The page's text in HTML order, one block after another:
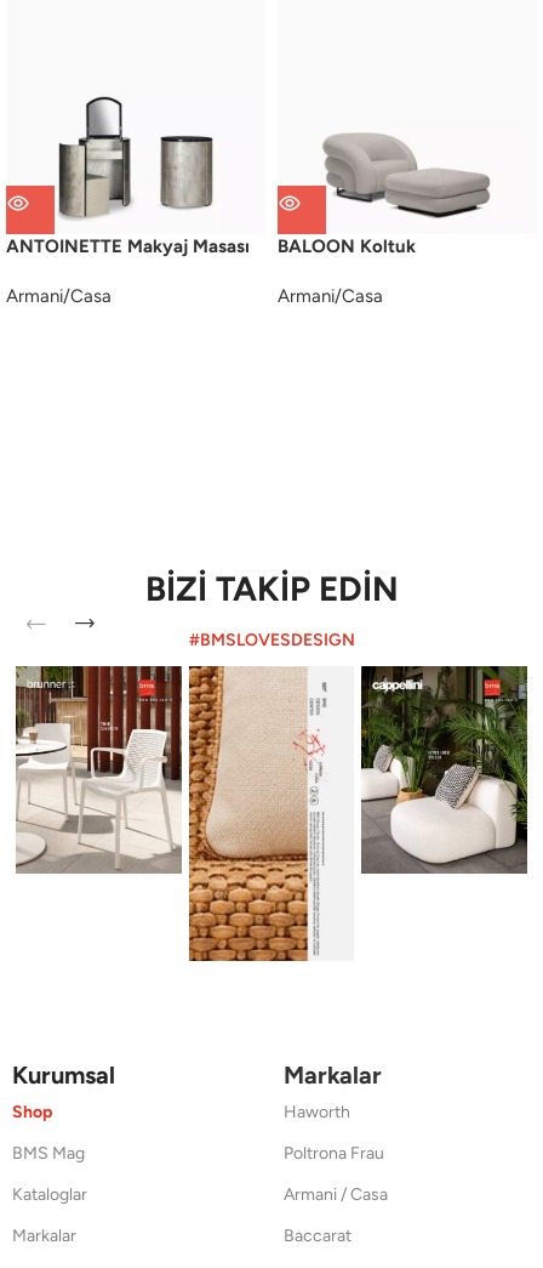
ANTOINETTE Makyaj Masası
Armani/Casa
BALOON Koltuk
Armani/Casa
BİZİ TAKİP EDİN
#BMSLOVESDESIGN
Kurumsal
Shop
BMS Mag
Kataloglar
Markalar
Markalar
Haworth
Poltrona Frau
Armani / Casa
Baccarat